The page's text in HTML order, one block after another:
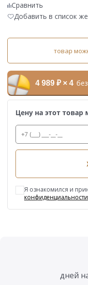
Сравнить
Добавить в список
товар
4 989 ₽ × 4
Цену на этот
Я ознакомился и
конфиденциальности
дней